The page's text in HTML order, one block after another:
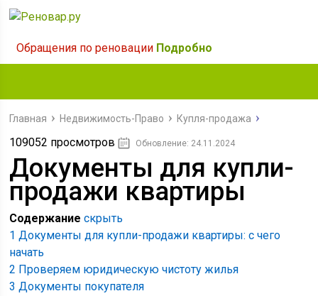
Обращения по реновации Подробно
Главная Недвижимость-Право Купля-продажа
109052 просмотров Обновление: 24.11.2024
Документы для купли-
продажи квартиры
Содержание скрыть
1 Документы для купли-продажи квартиры: с чего
начать
2 Проверяем юридическую чистоту жилья
3 Документы покупателя